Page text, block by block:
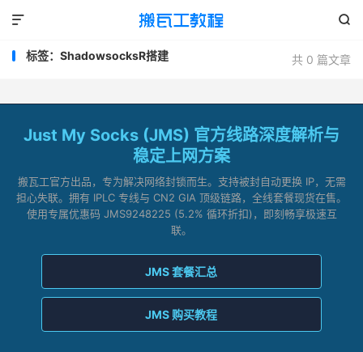


共 0 篇文章
标签：ShadowsocksR搭建
Just My Socks (JMS) 官方线路深度解析与
稳定上网方案
搬瓦工官方出品，专为解决网络封锁而生。支持被封自动更换 IP，无需
担心失联。拥有 IPLC 专线与 CN2 GIA 顶级链路，全线套餐现货在售。
使用专属优惠码 JMS9248225 (5.2% 循环折扣)，即刻畅享极速互
联。
JMS 套餐汇总
JMS 购买教程